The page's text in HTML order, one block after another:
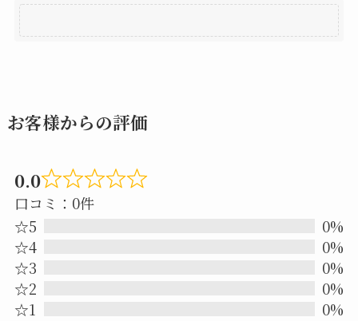
お客様からの評価
0.0
Rated
口コミ：0件
☆5
0%
☆4
0%
☆3
0%
☆2
0%
☆1
0%